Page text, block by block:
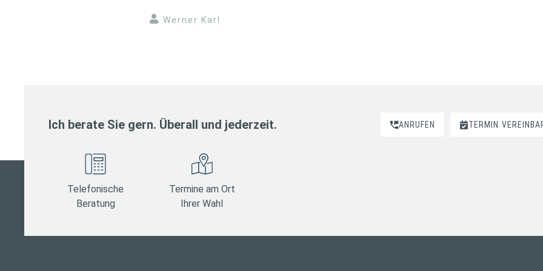
Werner Karl
Ich berate Sie gern. Überall und jederzeit. ANRUFEN TERMIN
Telefonische
Beratung
Termine am Ort
Ihrer Wahl